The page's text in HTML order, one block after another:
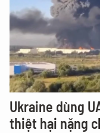
Ukraine dùng
thiệt hại nặng